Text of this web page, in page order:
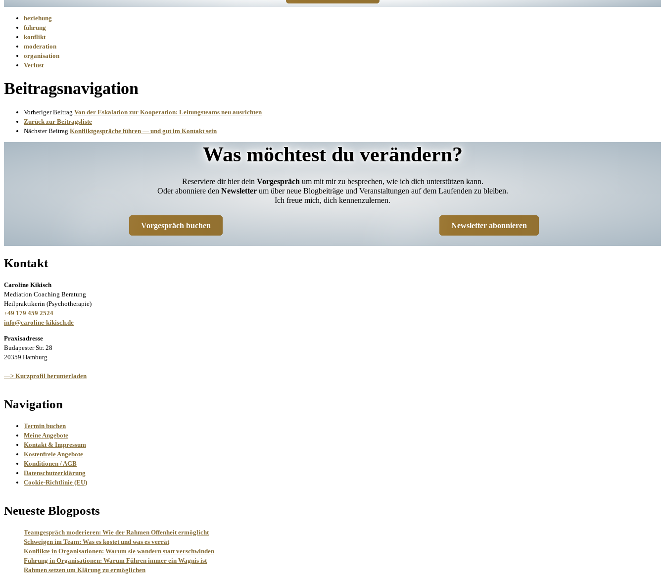
beziehung
führung
konflikt
moderation
organisation
Verlust
Beitragsnavigation
Vorheriger Beitrag Von der Eskalation zur Kooperation: Leitungsteams neu ausrichten
Zurück zur Beitragsliste
Nächster Beitrag Konfliktgespräche führen — und gut im Kontakt sein
Was möchtest du verändern?
Reserviere dir hier dein Vorgespräch um mit mir zu besprechen, wie ich dich unterstützen kann.
Oder abonniere den Newsletterum über neue Blogbeiträge und Veranstaltungen auf dem Laufenden zu bleiben.
Ich freue mich, dich kennenzulernen.
Vorgespräch buchen Newsletter abonnieren
Kontakt
Caroline Kikisch
Mediation Coaching Beratung
Heilpraktikerin (Psychotherapie)
+49 179 459 2524
info@caroline-kikisch.de
Praxisadresse
Budapester Str. 28
20359 Hamburg
—> Kurzprofil herunterladen
Navigation
Termin buchen
Meine Angebote
Kontakt & Impressum
Kostenfreie Angebote
Konditionen / AGB
Datenschutzerklärung
Cookie-Richtlinie (EU)
Neueste Blogposts
Teamgespräch moderieren: Wie der Rahmen Offenheit ermöglicht
Schweigen im Team: Was es kostet und was es verrät
Konflikte in Organisationen: Warum sie wandern statt verschwinden
Führung in Organisationen: Warum Führen immer ein Wagnis ist
Rahmen setzen um Klärung zu ermöglichen